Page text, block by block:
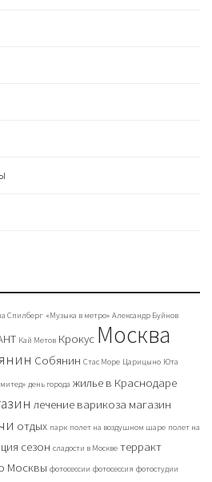
Спилберг «Музыка в метро» Александр Буйнов
Кай Метов Крокус Москва
Собянин Стас Море Царицыно Юта
день города жилье в Краснодаре
лечение варикоза магазин
отдых парк полет на воздушном шаре полет на
сезон сладости в Москве терракт
Москвы фотосессии фотосессия фотостудии